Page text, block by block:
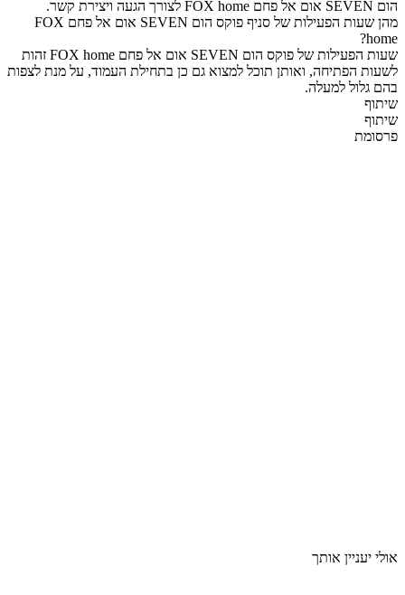
הום SEVEN אום אל פחם FOX home לצורך הגעה ויצירת קשר.
מהן שעות הפעילות של סניף פוקס הום SEVEN אום אל פחם FOX
home?
שעות הפעילות של פוקס הום SEVEN אום אל פחם FOX home זהות
לשעות הפתיחה, ואותן תוכל למצוא גם כן בתחילת העמוד, על מנת לצפות
בהם גלול למעלה.
שיתוף
שיתוף
פרסומת
אולי יעניין אותך